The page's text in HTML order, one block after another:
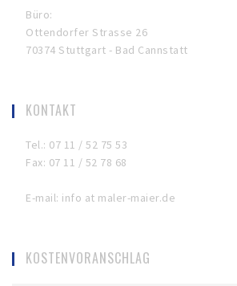
Büro:
Ottendorfer Strasse 26
70374 Stuttgart - Bad Cannstatt
KONTAKT
Tel.: 07 11 / 52 75 53
Fax: 07 11 / 52 78 68
E-mail: info at maler-maier.de
KOSTENVORANSCHLAG